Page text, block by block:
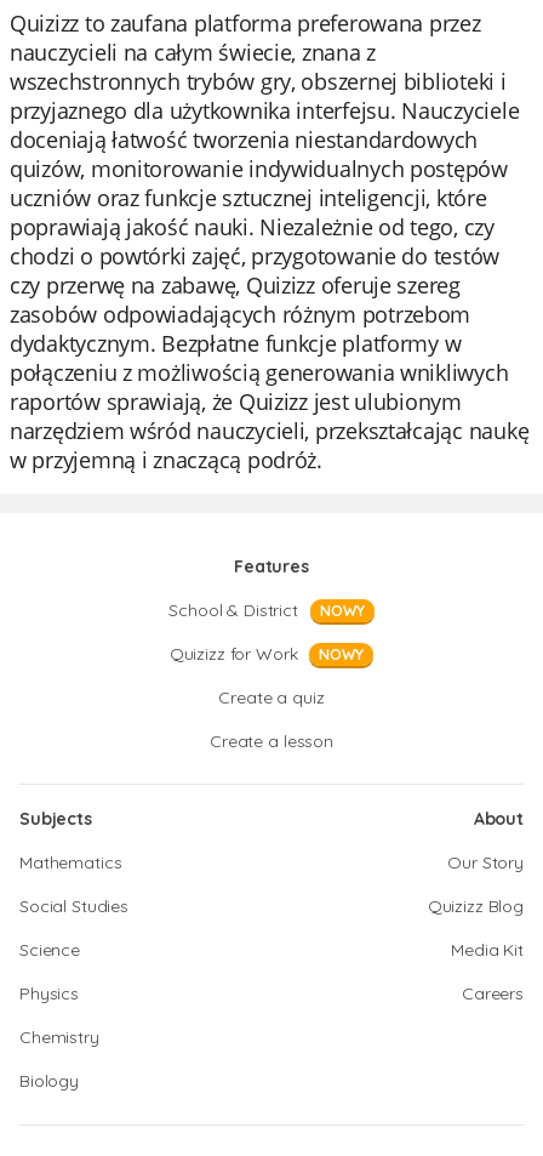
Quizizz to zaufana platforma preferowana przez
nauczycieli na całym świecie, znana z
wszechstronnych trybów gry, obszernej biblioteki i
przyjaznego dla użytkownika interfejsu. Nauczyciele
doceniają łatwość tworzenia niestandardowych
quizów, monitorowanie indywidualnych postępów
uczniów oraz funkcje sztucznej inteligencji, które
poprawiają jakość nauki. Niezależnie od tego, czy
chodzi o powtórki zajęć, przygotowanie do testów
czy przerwę na zabawę, Quizizz oferuje szereg
zasobów odpowiadających różnym potrzebom
dydaktycznym. Bezpłatne funkcje platformy w
połączeniu z możliwością generowania wnikliwych
raportów sprawiają, że Quizizz jest ulubionym
narzędziem wśród nauczycieli, przekształcając naukę
w przyjemną i znaczącą podróż.
Features
School & District
NOWY
Quizizz for Work NOWY
Create a quiz
Create a lesson
Subjects
Mathematics
Social Studies
Science
Physics
Chemistry
Biology
About
Our Story
Quizizz Blog
Media Kit
Careers